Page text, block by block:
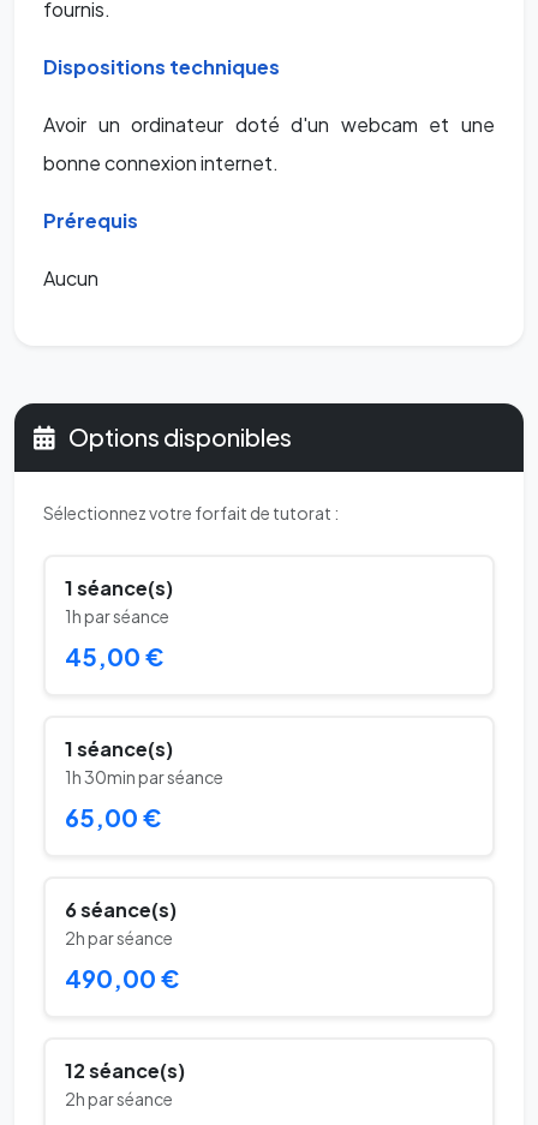
fournis.
Dispositions techniques
Avoir un ordinateur doté d'un webcam et une
bonne connexion internet.
Prérequis
Aucun
Options disponibles
Sélectionnez votre forfait de tutorat :
1 séance(s)
1h par séance
45,00 €
1 séance(s)
1h 30min par séance
65,00 €
6 séance(s)
2h par séance
490,00 €
12 séance(s)
2h par séance